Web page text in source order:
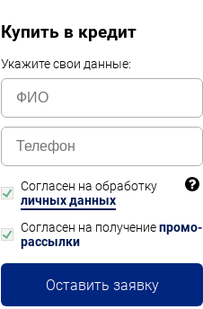
Купить в кредит
Укажите свои данные:
Согласен на обработку
личных данных
Согласен на получениепромо-
рассылки
Оставить заявку